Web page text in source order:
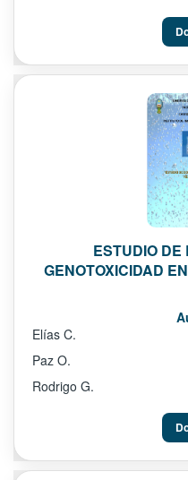
ESTUDIO DE
GENOTOXICIDAD
Elías C.
Paz O.
Rodrigo G.